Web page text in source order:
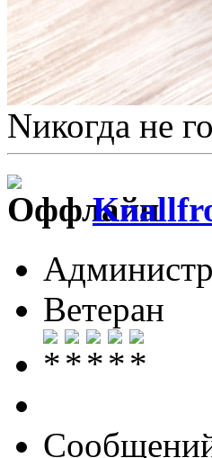
Nикогда не
Ветеран